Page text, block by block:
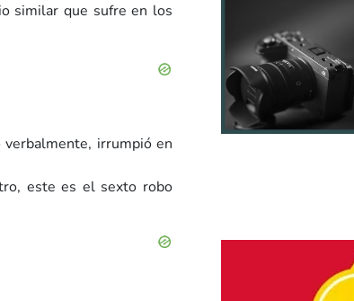
similar que sufre en los
verbalmente, irrumpió en
este es el sexto robo